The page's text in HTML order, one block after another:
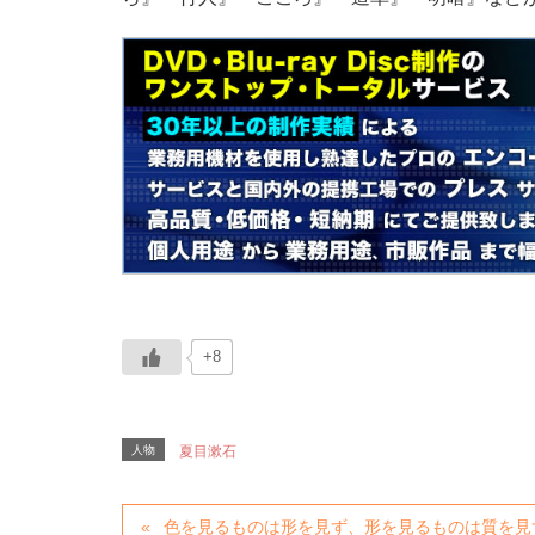
+8
人物 夏目漱石
色を見るものは形を見ず、形を見るものは質を